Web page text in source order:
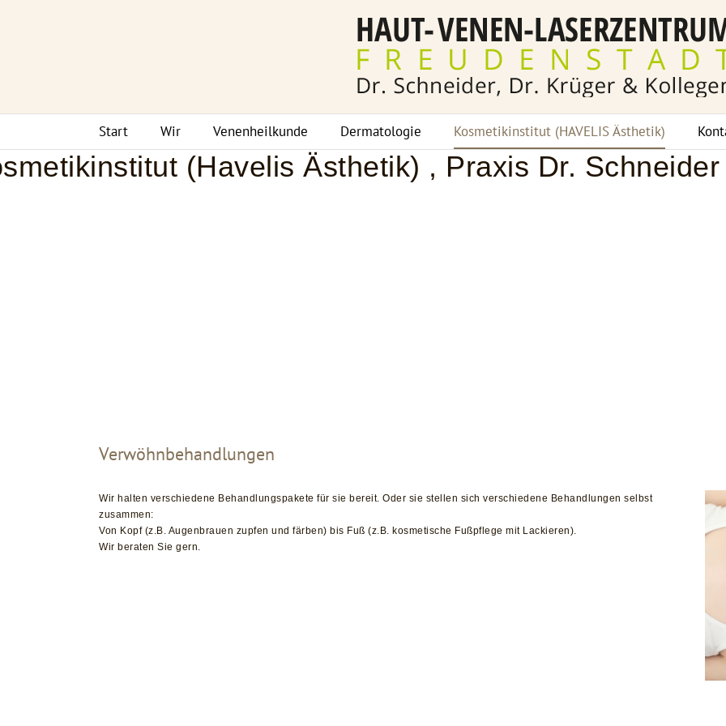
Start Wir Venenheilkunde Dermatologie Kosmetikinstitut (HAVELIS Ästhetik)
Verwöhnbehandlungen
Wir halten verschiedene Behandlungspakete für sie bereit. Oder sie stellen sich verschiedene Behandlungen selbst
zusammen:
Von Kopf (z.B. Augenbrauen zupfen und färben) bis Fuß (z.B. kosmetische Fußpflege mit Lackieren).
Wir beraten Sie gern.